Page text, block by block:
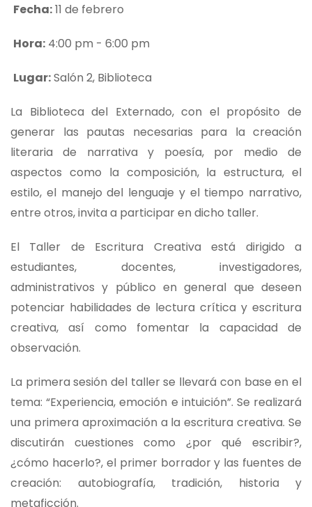
Fecha:11 de febrero
Hora: 4:00 pm - 6:00 pm
Lugar:Salón 2, Biblioteca
La Biblioteca del Externado, con el propósito de
generar las pautas necesarias para la creación
literaria de narrativa y poesía, por medio de
aspectos como la composición, la estructura, el
estilo, el manejo del lenguaje y el tiempo narrativo,
entre otros, invita a participar en dicho taller.
El Taller de Escritura Creativa está dirigido a
estudiantes, docentes, investigadores,
administrativos y público en general que deseen
potenciar habilidades de lectura crítica y escritura
creativa, así como fomentar la capacidad de
observación.
La primera sesión del taller se llevará con base en el
tema: “Experiencia, emoción e intuición”. Se realizará
una primera aproximación a la escritura creativa. Se
discutirán cuestiones como ¿por qué escribir?,
¿cómo hacerlo?, el primer borrador y las fuentes de
creación: autobiografía, tradición, historia y
metaficción.